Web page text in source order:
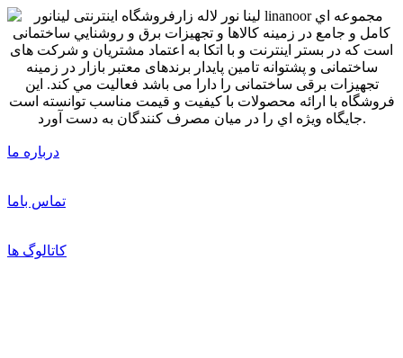
درباره ما
تماس باما
کاتالوگ ها